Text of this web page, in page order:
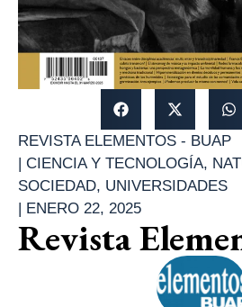
REVISTA ELEMENTOS - BUAP
| CIENCIA Y TECNOLOGÍA,
SOCIEDAD, UNIVERSIDADES
| ENERO 22, 2025
Revista